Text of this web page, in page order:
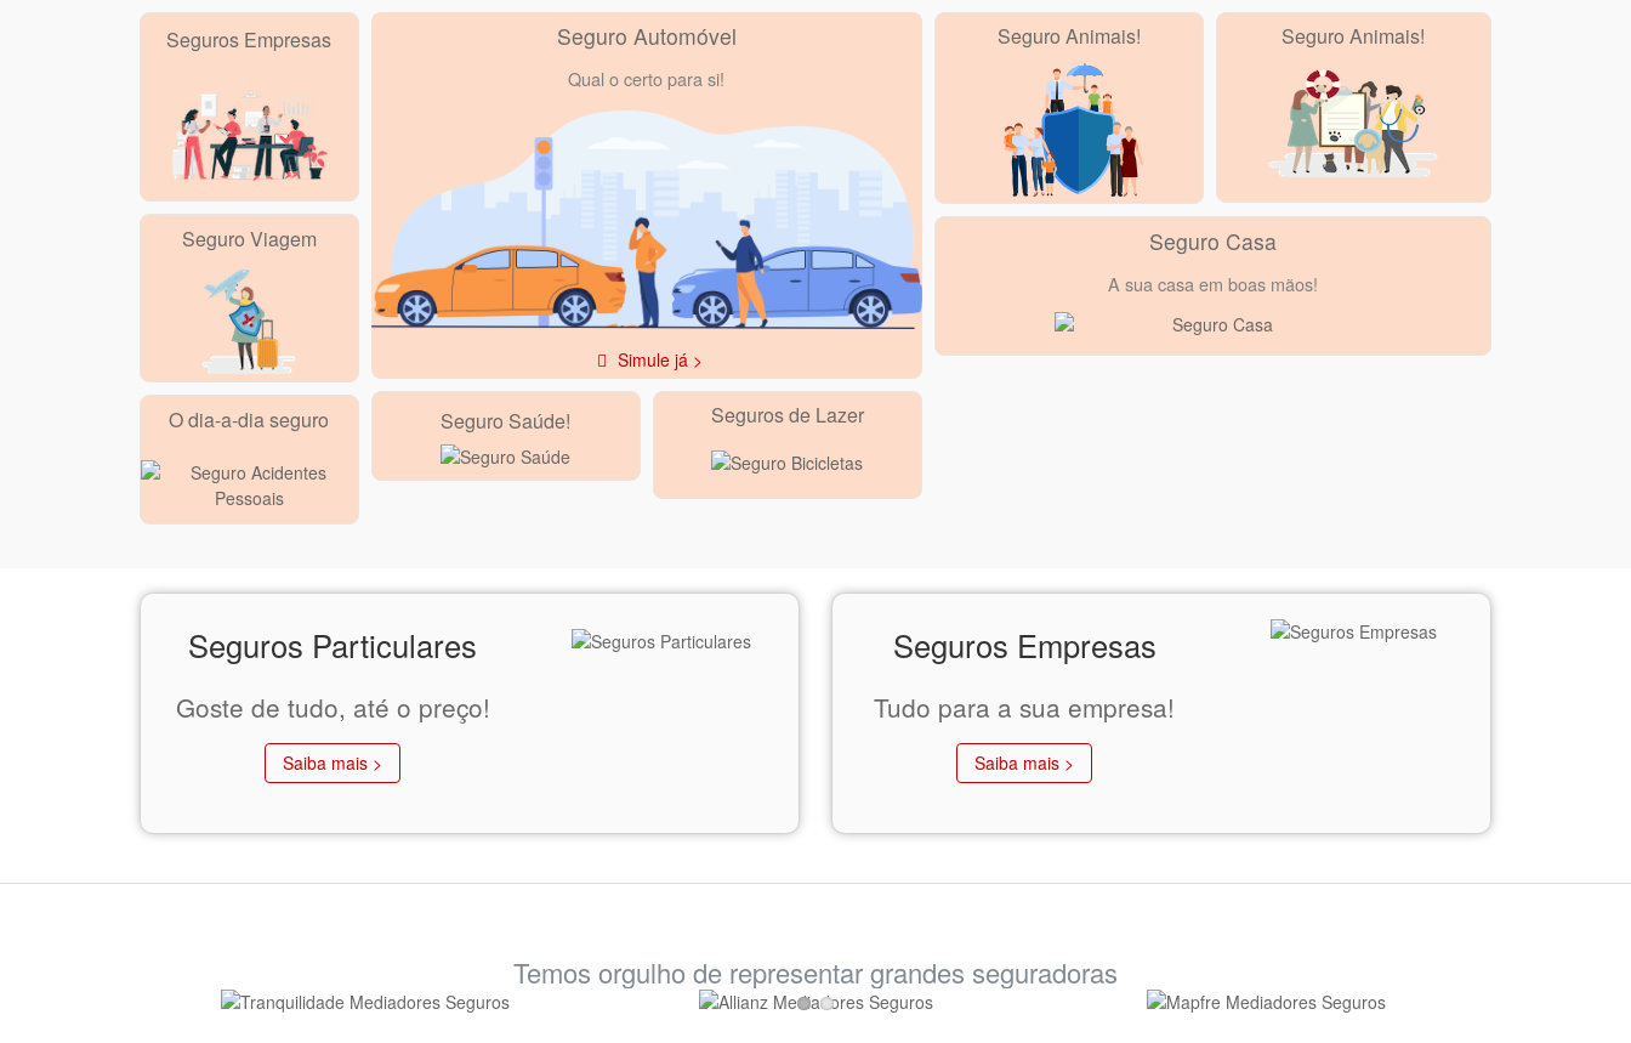
Seguros Empresas
Seguro Viagem
O dia-a-dia seguro
Seguro Automóvel
Qual o certo para si!
Simule já >
Seguro Saúde! Seguros de Lazer
Seguro Animais! Seguro Animais!
Seguro Casa
A sua casa em boas mãos!
Seguros Particulares
Goste de tudo, até o preço!
Saiba mais >
Seguros Empresas
Tudo para a sua empresa!
Saiba mais >
Temos orgulho de representar grandes seguradoras